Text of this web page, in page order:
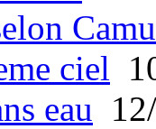
ciel
eau